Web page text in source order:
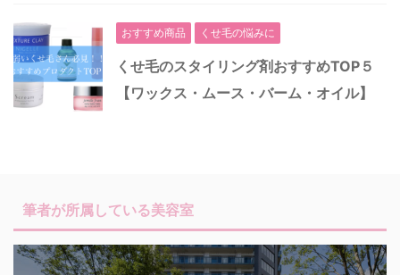
おすすめ商品 くせ毛の悩みに
くせ毛のスタイリング剤おすすめTOP５
【ワックス・ムース・バーム・オイル】
筆者が所属している美容室